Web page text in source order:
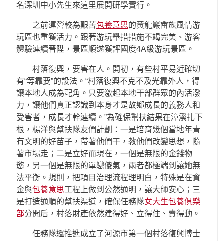
名深圳中小先生來這里展開研學實行。
之前運營較為艱苦包養意思的黃龍巖畬族風情游
玩區也重獲活力。跟著游玩舉措措施不竭完美、游客
體驗連續晉陞，景區順遂獲評國度4A級游玩景區。
村落復興，要害在人。開初，有些村平易近確切
有“等靠要”的設法。“村落復興不克不及光靠外人，得
讓本地人成為配角。只要激起本地干部群眾的內活潑
力，讓他們真正認識到本身才是故鄉成長的義務人和
受害者，成長才幹連續。”為確保幫扶結果在漳溪扎下
根，楊洋與幫扶隊友們計劃：一是培育幾個當地年青
有文明的好苗子，帶著他們干，教他們改變思想，隨
著市場走；二是立好而現在，一個是無限的金錢物
慾，另一個是無限的單戀傻氣，兩者都極端到讓她無
法平衡。規則，把項目治理流程理明白，特殊是在資
金與包養意思工程上做到公然通明，讓大師安心；三
是打造通順的幫扶渠道，確保任務隊女大生包養俱樂
部分開后，村落財產依然建得好、立得住、賣得動。
任務隊還推進成立了河源市第一個村落復興博士